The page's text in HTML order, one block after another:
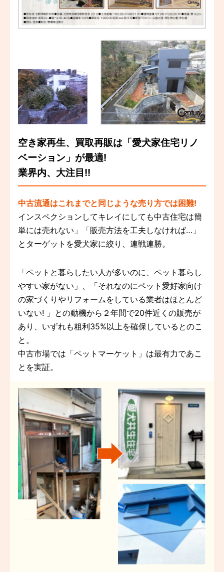
空き家再生、買取再販は「愛犬家住宅リノ
ベーション」が最適!
業界内、大注目!!
中古流通はこれまでと同じような売り方では困難!
インスペクションしてキレイにしても中古住宅は簡
単には売れない」「販売方法を工夫しなければ…」
とターゲットを愛犬家に絞り、連戦連勝。
「ペットと暮らしたい人が多いのに、ペット暮らし
やすい家がない」、「それなのにペット愛好家向け
の家づくりやリフォームをしている業者はほとんど
いない! 」との動機から２年間で20件近くの販売が
あり、いずれも粗利35%以上を確保しているとのこ
と。
中古市場では「ペットマーケット」は最有力であこ
とを実証。